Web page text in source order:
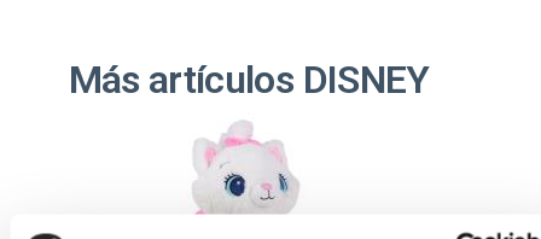
Más artículos DISNEY